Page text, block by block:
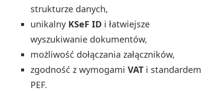
strukturze danych,
unikalny KSeF ID i łatwiejsze
wyszukiwanie dokumentów,
możliwość dołączania załączników,
zgodność z wymogamiVAT i standardem
PEF.